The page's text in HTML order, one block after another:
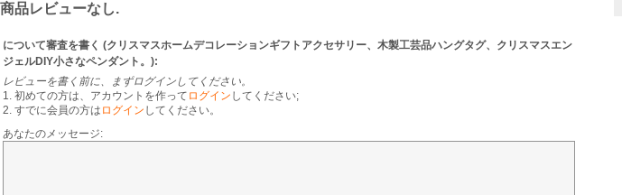
商品レビューなし.
について審査を書く (クリスマスホームデコレーションギフトアクセサリー、木製工芸品ハングタグ、クリスマスエン
ジェルDIY小さなペンダント。 ):
レビューを書く前に、まずログインしてください。
1. 初めての方は、アカウントを作って ログイン してください;
2. すでに会員の方は ログイン してください。
あなたのメッセージ: